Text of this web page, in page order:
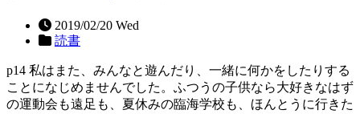
2019/02/20 Wed
読書
p14 私はまた、みんなと遊んだり、一緒に何かをしたりする
ことになじめませんでした。ふつうの子供なら大好きなはず
の運動会も遠足も、夏休みの臨海学校も、ほんとうに行きた